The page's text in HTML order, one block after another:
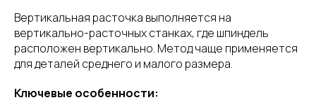
Вертикальная расточка выполняется на
вертикально-расточных станках, где шпиндель
расположен вертикально. Метод чаще применяется
для деталей среднего и малого размера.
Ключевые особенности: